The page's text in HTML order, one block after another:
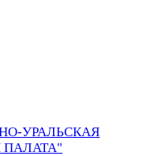
УРАЛЬСКАЯ